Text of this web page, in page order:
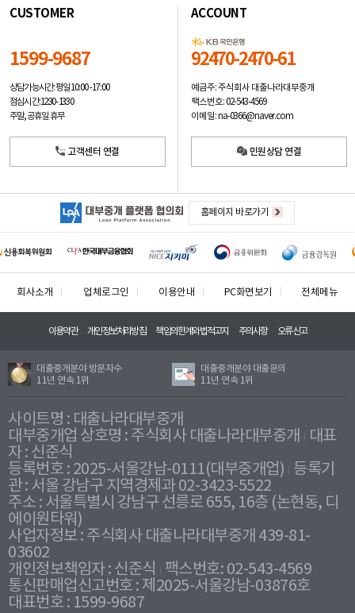
CUSTOMER
1599-9687
상담가능시간: 평일10:00 -17:00
점심시간: 12:30 - 13:30
주말, 공휴일 휴무
고객센터 연결
ACCOUNT
92470-2470-61
예금주: 주식회사 대출나라대부중개
팩스번호: 02-543-4569
이메일: na-0366@naver.com
민원상담 연결
홈페이지 바로가기
회사소개 업체로그인 이용안내 PC화면보기 전체메뉴
이용약관 개인정보처리방침 책임의한계와법적고지 주의사항 오류신고
대출중개분야 방문자수
11년 연속 1위
대출중개분야 대출문의
11년 연속 1위
사이트명 : 대출나라대부중개
대부중개업 상호명 : 주식회사 대출나라대부중개
대표
자 : 신준식
등록번호 : 2025-서울강남-0111(대부중개업) 등록기
관 : 서울 강남구 지역경제과 02-3423-5522
주소 : 서울특별시 강남구 선릉로 655, 16층 (논현동, 디
에이원타워)
사업자정보 : 주식회사 대출나라대부중개 439-81-
03602
개인정보책임자 : 신준식
팩스번호: 02-543-4569
통신판매업신고번호 : 제2025-서울강남-03876호
대표번호 : 1599-9687